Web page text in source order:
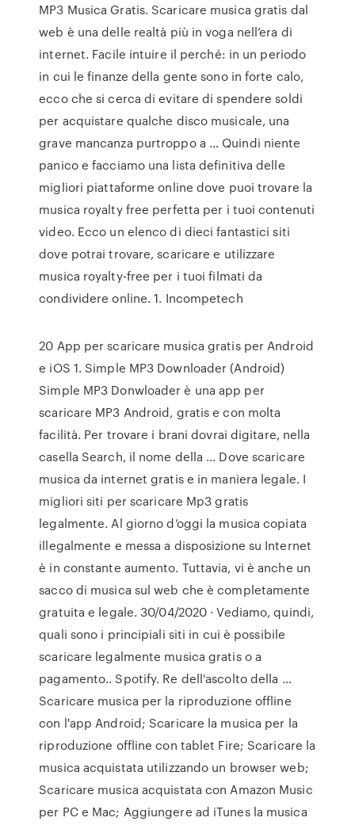
MP3 Musica Gratis. Scaricare musica gratis dal
web è una delle realtà più in voga nell’era di
internet. Facile intuire il perché: in un periodo
in cui le finanze della gente sono in forte calo,
ecco che si cerca di evitare di spendere soldi
per acquistare qualche disco musicale, una
grave mancanza purtroppo a … Quindi niente
panico e facciamo una lista definitiva delle
migliori piattaforme online dove puoi trovare la
musica royalty free perfetta per i tuoi contenuti
video. Ecco un elenco di dieci fantastici siti
dove potrai trovare, scaricare e utilizzare
musica royalty-free per i tuoi filmati da
condividere online. 1. Incompetech
20 App per scaricare musica gratis per Android
e iOS 1. Simple MP3 Downloader (Android)
Simple MP3 Donwloader è una app per
scaricare MP3 Android, gratis e con molta
facilità. Per trovare i brani dovrai digitare, nella
casella Search, il nome della … Dove scaricare
musica da internet gratis e in maniera legale. I
migliori siti per scaricare Mp3 gratis
legalmente. Al giorno d’oggi la musica copiata
illegalmente e messa a disposizione su Internet
è in constante aumento. Tuttavia, vi è anche un
sacco di musica sul web che è completamente
gratuita e legale. 30/04/2020 · Vediamo, quindi,
quali sono i principiali siti in cui è possibile
scaricare legalmente musica gratis o a
pagamento.. Spotify. Re dell'ascolto della …
Scaricare musica per la riproduzione offline
con l'app Android; Scaricare la musica per la
riproduzione offline con tablet Fire; Scaricare la
musica acquistata utilizzando un browser web;
Scaricare musica acquistata con Amazon Music
per PC e Mac; Aggiungere ad iTunes la musica